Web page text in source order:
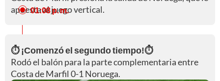
apuesta al juego vertical.
01:08 p. m.
⏱️ ¡Comenzó el segundo tiempo!⏱️
Rodó el balón para la parte complementaria entre
Costa de Marfil 0-1 Noruega.